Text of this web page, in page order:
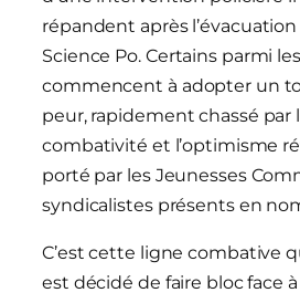
répandent après
Science Po. Certains parmi
commencent à adopter un
peur, rapidement chassé par
combativité et l’optimisme
porté par les Jeunesses
syndicalistes présents en
C’est cette ligne combative
est décidé de faire bloc face à